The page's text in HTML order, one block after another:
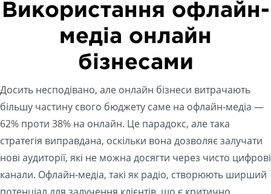
Використання офлайн-
медіа онлайн
бізнесами
Досить несподівано, але онлайн бізнеси витрачають
більшу частину свого бюджету саме на офлайн-медіа —
62% проти 38% на онлайн. Це парадокс, але така
стратегія виправдана, оскільки вона дозволяє залучати
нові аудиторії, які не можна досягти через чисто цифрові
канали. Офлайн-медіа, такі як радіо, створюють ширший